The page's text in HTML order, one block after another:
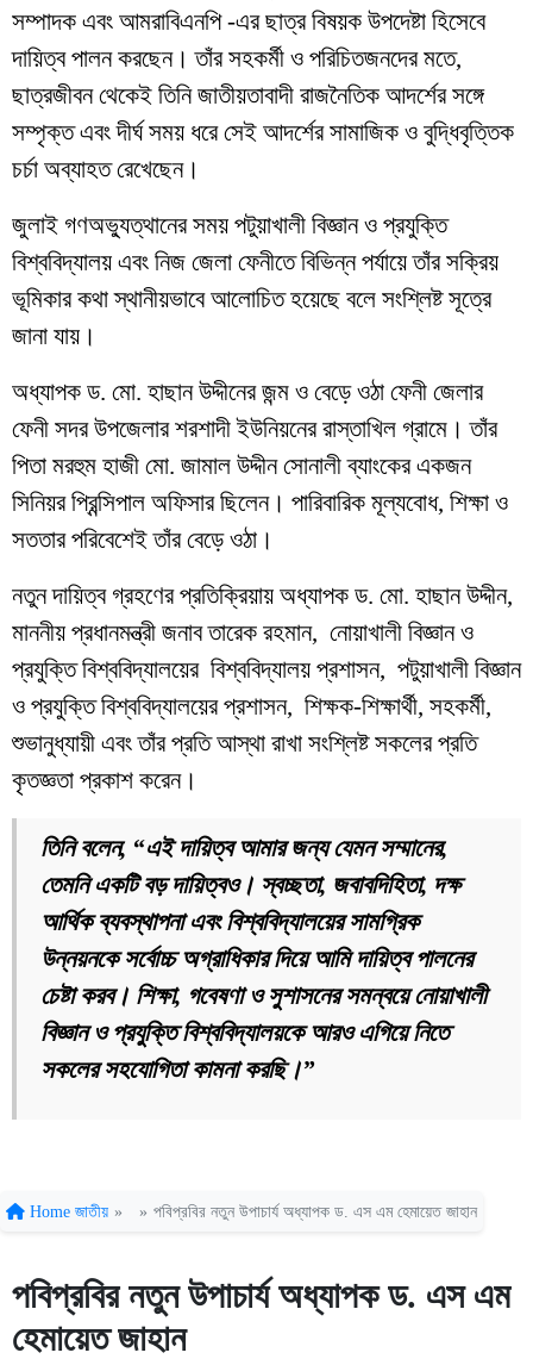
সম্পাদক এবং আমরাবিএনপি -এর ছাত্র বিষয়ক উপদেষ্টা হিসেবে
দায়িত্ব পালন করছেন। তাঁর সহকর্মী ও পরিচিতজনদের মতে,
ছাত্রজীবন থেকেই তিনি জাতীয়তাবাদী রাজনৈতিক আদর্শের সঙ্গে
সম্পৃক্ত এবং দীর্ঘ সময় ধরে সেই আদর্শের সামাজিক ও বুদ্ধিবৃত্তিক
চর্চা অব্যাহত রেখেছেন।
জুলাই গণঅভ্যুত্থানের সময় পটুয়াখালী বিজ্ঞান ও প্রযুক্তি
বিশ্ববিদ্যালয় এবং নিজ জেলা ফেনীতে বিভিন্ন পর্যায়ে তাঁর সক্রিয়
ভূমিকার কথা স্থানীয়ভাবে আলোচিত হয়েছে বলে সংশ্লিষ্ট সূত্রে
জানা যায়।
অধ্যাপক ড. মো. হাছান উদ্দীনের জন্ম ও বেড়ে ওঠা ফেনী জেলার
ফেনী সদর উপজেলার শরশাদী ইউনিয়নের রাস্তাখিল গ্রামে। তাঁর
পিতা মরহুম হাজী মো. জামাল উদ্দীন সোনালী ব্যাংকের একজন
সিনিয়র প্রিন্সিপাল অফিসার ছিলেন। পারিবারিক মূল্যবোধ, শিক্ষা ও
সততার পরিবেশেই তাঁর বেড়ে ওঠা।
নতুন দায়িত্ব গ্রহণের প্রতিক্রিয়ায় অধ্যাপক ড. মো. হাছান উদ্দীন,
মাননীয় প্রধানমন্ত্রী জনাব তারেক রহমান, নোয়াখালী বিজ্ঞান ও
প্রযুক্তি বিশ্ববিদ্যালয়ের বিশ্ববিদ্যালয় প্রশাসন, পটুয়াখালী বিজ্ঞান
ও প্রযুক্তি বিশ্ববিদ্যালয়ের প্রশাসন, শিক্ষক-শিক্ষার্থী, সহকর্মী,
শুভানুধ্যায়ী এবং তাঁর প্রতি আস্থা রাখা সংশ্লিষ্ট সকলের প্রতি
কৃতজ্ঞতা প্রকাশ করেন।
তিনি বলেন, “এই দায়িত্ব আমার জন্য যেমন সম্মানের,
তেমনি একটি বড় দায়িত্বও। স্বচ্ছতা, জবাবদিহিতা, দক্ষ
আর্থিক ব্যবস্থাপনা এবং বিশ্ববিদ্যালয়ের সামগ্রিক
উন্নয়নকে সর্বোচ্চ অগ্রাধিকার দিয়ে আমি দায়িত্ব পালনের
চেষ্টা করব। শিক্ষা, গবেষণা ও সুশাসনের সমন্বয়ে নোয়াখালী
বিজ্ঞান ও প্রযুক্তি বিশ্ববিদ্যালয়কে আরও এগিয়ে নিতে
সকলের সহযোগিতা কামনা করছি।”
Home জাতীয় » » পবিপ্রবির নতুন উপাচার্য অধ্যাপক ড. এস এম হেমায়েত জাহান
পবিপ্রবির নতুন উপাচার্য অধ্যাপক ড. এস এম
হেমায়েত জাহান